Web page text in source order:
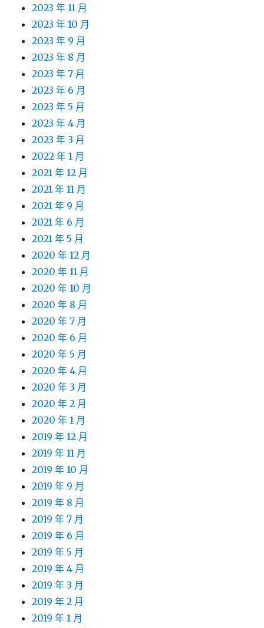
2023 年 11 月
2023 年 10 月
2023 年 9 月
2023 年 8 月
2023 年 7 月
2023 年 6 月
2023 年 5 月
2023 年 4 月
2023 年 3 月
2022 年 1 月
2021 年 12 月
2021 年 11 月
2021 年 9 月
2021 年 6 月
2021 年 5 月
2020 年 12 月
2020 年 11 月
2020 年 10 月
2020 年 8 月
2020 年 7 月
2020 年 6 月
2020 年 5 月
2020 年 4 月
2020 年 3 月
2020 年 2 月
2020 年 1 月
2019 年 12 月
2019 年 11 月
2019 年 10 月
2019 年 9 月
2019 年 8 月
2019 年 7 月
2019 年 6 月
2019 年 5 月
2019 年 4 月
2019 年 3 月
2019 年 2 月
2019 年 1 月